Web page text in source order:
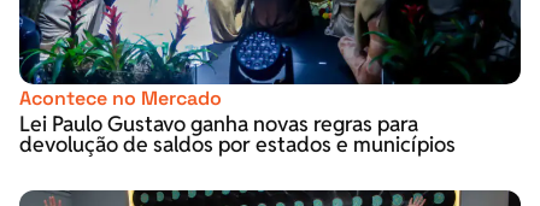
Acontece no Mercado
Lei Paulo Gustavo ganha novas regras para
devolução de saldos por estados e municípios